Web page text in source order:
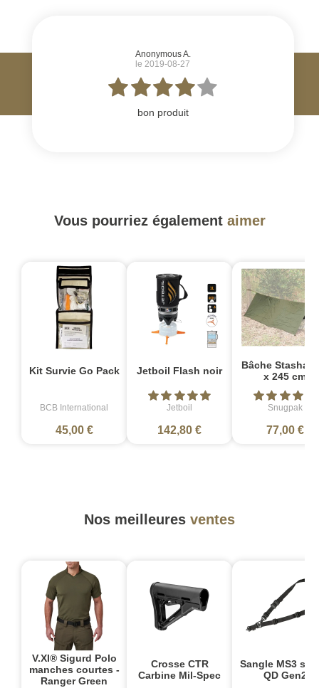
Anonymous A.
le 2019-08-27
bon produit
Vous pourriez également aimer
Kit Survie Go Pack
BCB International
45,00 €
Jetboil Flash noir
Jetboil
142,80 €
Bâche Stasha
x 245 cm
Snugpak
77,00 €
Nos meilleures ventes
V.XI® Sigurd Polo
manches courtes -
Ranger Green
Crosse CTR
Carbine Mil-Spec
Sangle MS3
QD Gen2